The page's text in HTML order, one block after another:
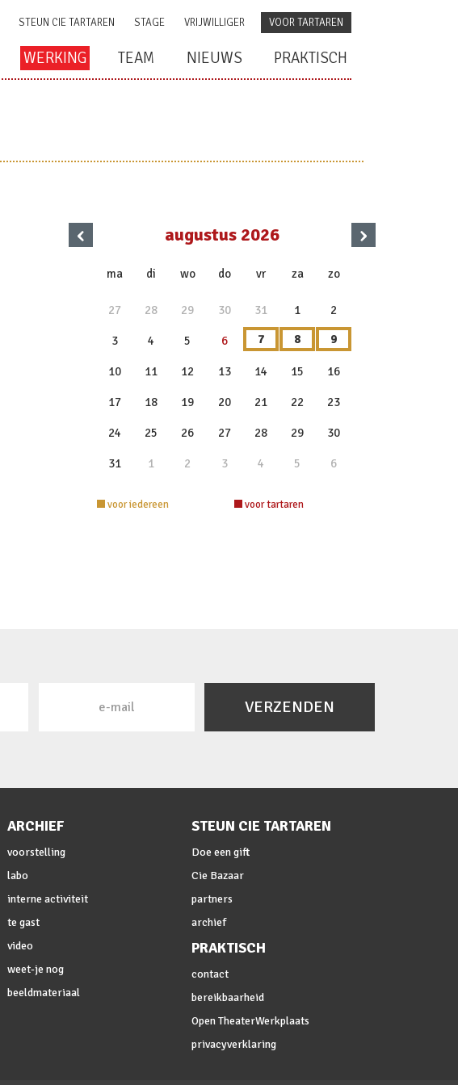
VOOR TARTAREN
STEUN CIE TARTAREN STAGE VRIJWILLIGER
WERKING TEAM NIEUWS PRAKTISCH
‹ augustus 2026
ma di wo do vr za zo
27 28 29 30 31 1 2
3 4 5 6 7 8 9
10 11 12 13 14 15 16
17 18 19 20 21 22 23
24 25 26 27 28 29 30
31 1 2 3 4 5 6
›
voor iedereen voor tartaren
VERZENDEN
ARCHIEF
voorstelling
labo
interne activiteit
te gast
video
weet-je nog
beeldmateriaal
STEUN CIE TARTAREN
Doe een gift
Cie Bazaar
partners
archief
PRAKTISCH
contact
bereikbaarheid
Open TheaterWerkplaats
privacyverklaring